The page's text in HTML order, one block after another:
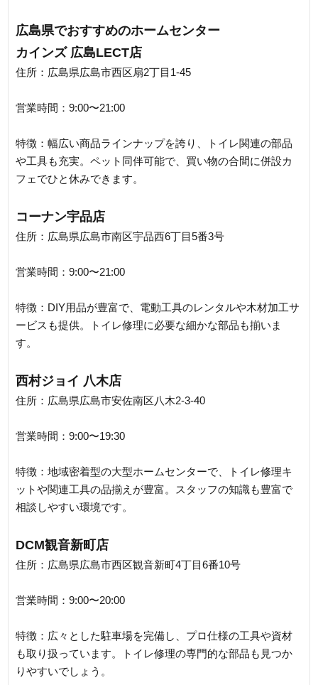
広島県でおすすめのホームセンター
カインズ 広島LECT店
住所：広島県広島市西区扇2丁目1-45
営業時間：9:00〜21:00
特徴：幅広い商品ラインナップを誇り、トイレ関連の部品
や工具も充実。ペット同伴可能で、買い物の合間に併設カ
フェでひと休みできます。
コーナン宇品店
住所：広島県広島市南区宇品西6丁目5番3号
営業時間：9:00〜21:00
特徴：DIY用品が豊富で、電動工具のレンタルや木材加工サ
ービスも提供。トイレ修理に必要な細かな部品も揃いま
す。
西村ジョイ 八木店
住所：広島県広島市安佐南区八木2-3-40
営業時間：9:00〜19:30
特徴：地域密着型の大型ホームセンターで、トイレ修理キ
ットや関連工具の品揃えが豊富。スタッフの知識も豊富で
相談しやすい環境です。
DCM観音新町店
住所：広島県広島市西区観音新町4丁目6番10号
営業時間：9:00〜20:00
特徴：広々とした駐車場を完備し、プロ仕様の工具や資材
も取り扱っています。トイレ修理の専門的な部品も見つか
りやすいでしょう。